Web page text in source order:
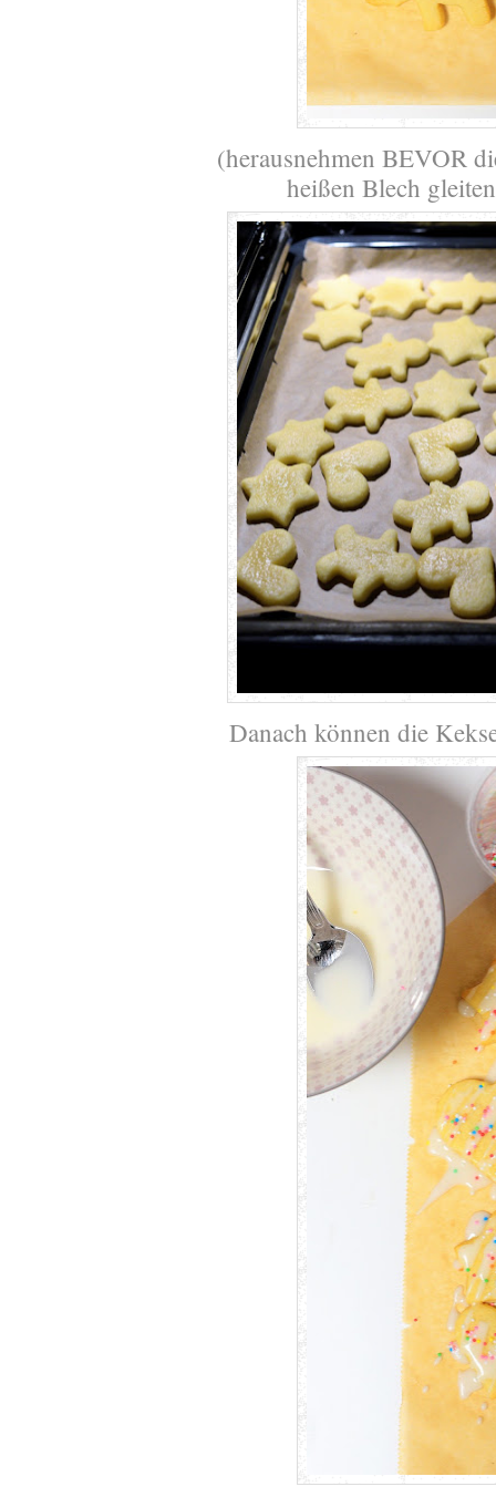
(herausnehmen BEVOR
heißen Blech
Danach können die